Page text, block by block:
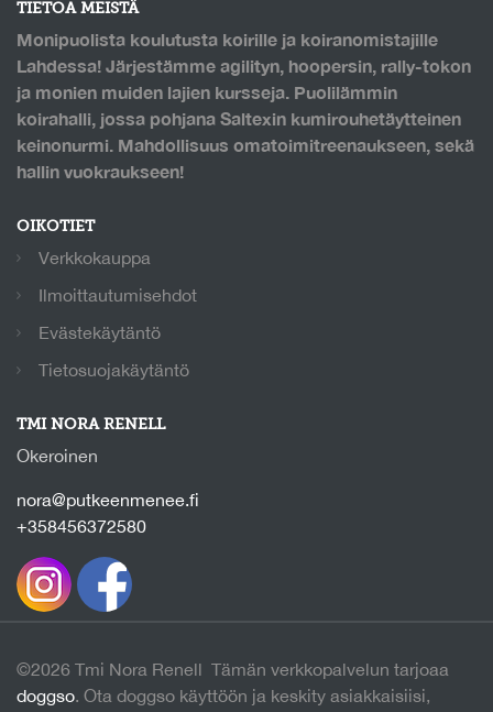
TIETOA MEISTÄ
Monipuolista koulutusta koirille ja koiranomistajille
Lahdessa! Järjestämme agilityn, hoopersin, rally-tokon
ja monien muiden lajien kursseja. Puolilämmin
koirahalli, jossa pohjana Saltexin kumirouhetäytteinen
keinonurmi. Mahdollisuus omatoimitreenaukseen, sekä
hallin vuokraukseen!
OIKOTIET
Verkkokauppa
Ilmoittautumisehdot
Evästekäytäntö
Tietosuojakäytäntö
TMI NORA RENELL
Okeroinen
nora@putkeenmenee.fi
+358456372580
©2026 Tmi Nora Renell Tämän verkkopalvelun tarjoaa
doggso. Ota doggso käyttöön ja keskity asiakkaisiisi,